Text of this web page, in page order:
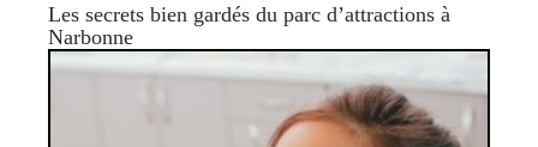
Les secrets bien gardés du parc d’attractions à
Narbonne